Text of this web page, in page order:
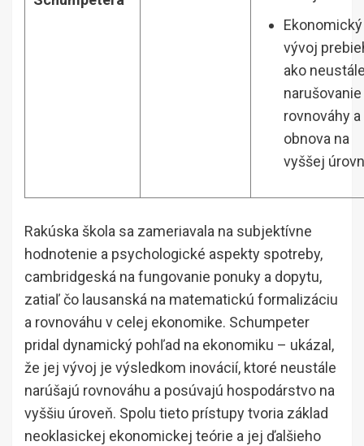
Ekonomický
vývoj
ako
narušovanie
rovnováhy
obnova na
vyššej
Rakúska škola sa zameriavala na subjektívne
hodnotenie a psychologické aspekty spotreby,
cambridgeská na fungovanie ponuky a dopytu,
zatiaľ čo lausanská na matematickú formalizáciu
a rovnováhu v celej ekonomike. Schumpeter
pridal dynamický pohľad na ekonomiku – ukázal,
že jej vývoj je výsledkom inovácií, ktoré neustále
narúšajú rovnováhu a posúvajú hospodárstvo na
vyššiu úroveň. Spolu tieto prístupy tvoria základ
neoklasickej ekonomickej teórie a jej ďalšieho